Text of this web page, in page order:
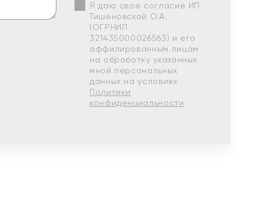
Я даю свое согласие ИП
Тишеновской О.А.
(ОГРНИП
321435000026563) и его
аффилированным лицам
на обработку указанных
мной персональных
данных на условиях
Политики
конфиденциальности